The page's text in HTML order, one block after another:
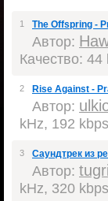
1 The Offspring -
Автор:
Качество:
2 Rise Against -
Автор:
kHz, 192
3 Саундтрек из
Автор:
kHz, 320